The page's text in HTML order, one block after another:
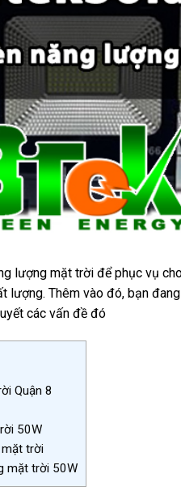
lượng mặt trời để phục vụ
lượng. Thêm vào đó, bạn
các vấn đề đó
Quận 8
50W
trời
mặt trời 50W